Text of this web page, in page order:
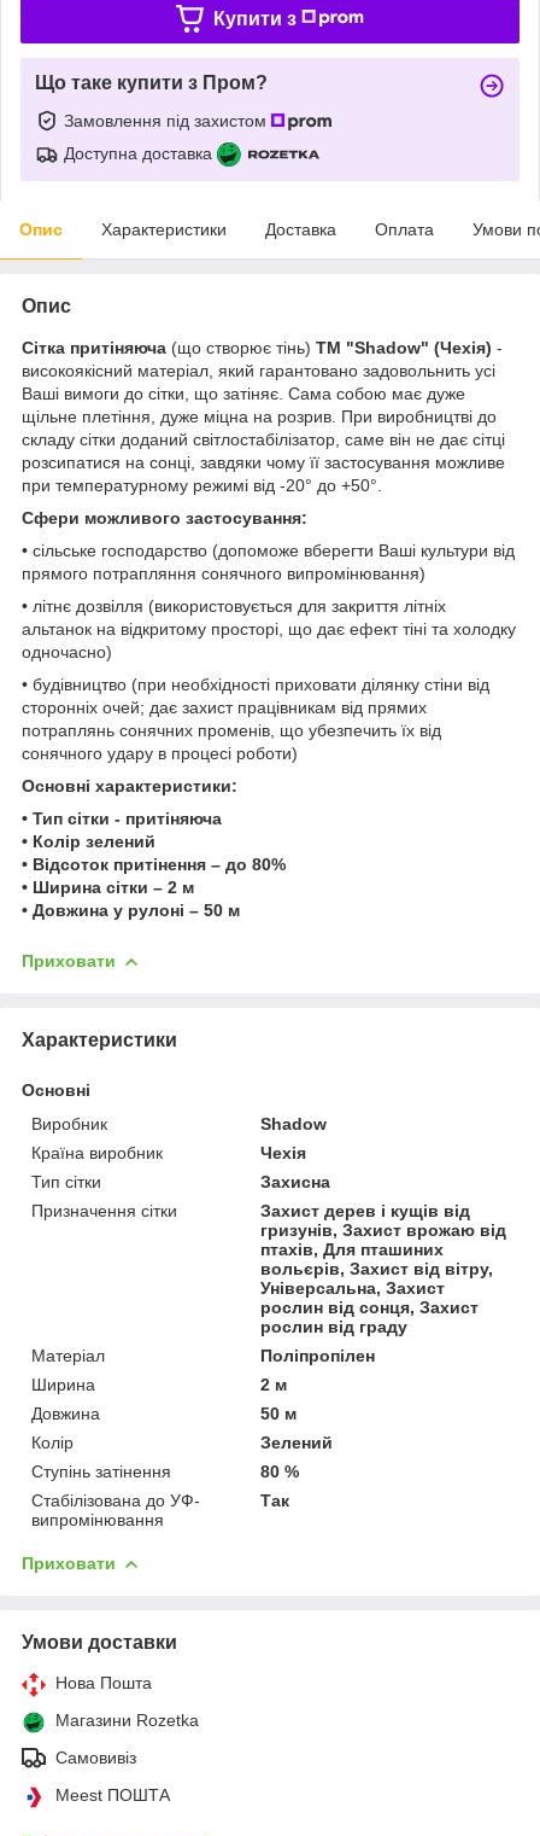
Купити з
Що таке купити з Пром?
Замовлення під захистом
Доступна доставка
Опис Характеристики Доставка Оплата Умови
Опис
Сітка притіняюча (що створює тінь) ТМ "Shadow" (Чехія) -
високоякісний матеріал, який гарантовано задовольнить усі
Ваші вимоги до сітки, що затіняє. Сама собою має дуже
щільне плетіння, дуже міцна на розрив. При виробництві до
складу сітки доданий світлостабілізатор, саме він не дає сітці
розсипатися на сонці, завдяки чому її застосування можливе
при температурному режимі від -20° до +50°.
Сфери можливого застосування:
• сільське господарство (допоможе вберегти Ваші культури від
прямого потрапляння сонячного випромінювання)
• літнє дозвілля (використовується для закриття літніх
альтанок на відкритому просторі, що дає ефект тіні та холодку
одночасно)
• будівництво (при необхідності приховати ділянку стіни від
сторонніх очей; дає захист працівникам від прямих
потраплянь сонячних променів, що убезпечить їх від
сонячного удару в процесі роботи)
Основні характеристики:
• Тип сітки - притіняюча
• Колір зелений
• Відсоток притінення – до 80%
• Ширина сітки – 2 м
• Довжина у рулоні – 50 м
Приховати
Характеристики
Основні
Виробник
Shadow
Країна виробник
Чехія
Тип сітки
Захисна
Призначення сітки
Захист дерев і кущів від
гризунів, Захист врожаю від
птахів, Для пташиних
вольєрів, Захист від вітру,
Універсальна, Захист
рослин від сонця, Захист
рослин від граду
Матеріал
Поліпропілен
Ширина
2 м
Довжина
50 м
Колір
Зелений
Ступінь затінення
80 %
Стабілізована до УФ-
випромінювання
Так
Приховати
Умови доставки
Нова Пошта
Магазини Rozetka
Самовивіз
Meest ПОШТА